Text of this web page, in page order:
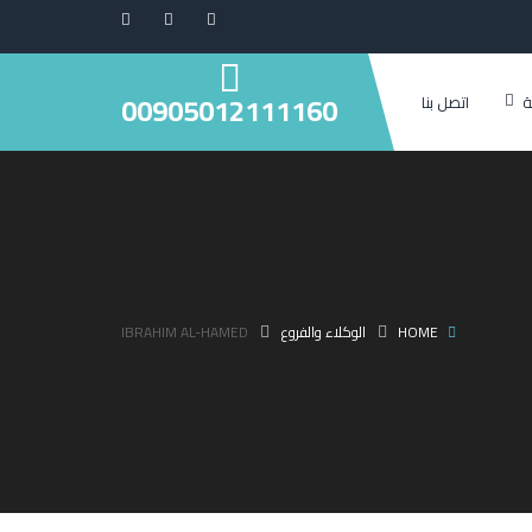
اتصل بنا 00905012111160
HOME الوكلاء والفروع IBRAHIM AL-HAMED